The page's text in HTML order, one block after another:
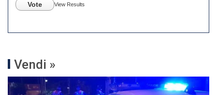
Vote View Results
Vendi »